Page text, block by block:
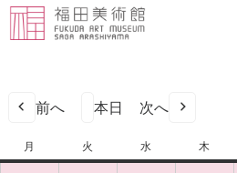
前へ 本日 次へ
月
曜
火
曜
水
曜
木
曜